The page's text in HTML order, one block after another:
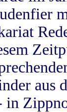
aus
in